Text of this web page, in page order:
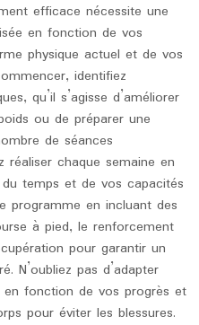
efficace nécessite une
en fonction de vos
physique actuel et de vos
identifiez
qu’il s’agisse d’améliorer
ou de préparer une
de séances
réaliser chaque semaine en
temps et de vos capacités
programme en incluant des
à pied, le renforcement
pour garantir un
N’oubliez pas d’adapter
fonction de vos progrès et
pour éviter les blessures.